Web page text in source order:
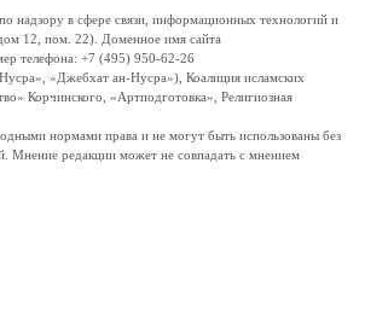
в сфере связи, информационных технологий и
12, пом. 22). Доменное имя сайта
телефона: +7 (495) 950-62-26
«Джебхат ан-Нусра»), Коалиция исламских
Корчинского, «Артподготовка», Религиозная
нормами права и не могут быть использованы без
Мнение редакции может не совпадать с мнением